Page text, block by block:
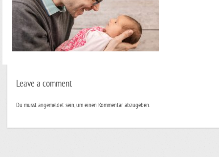
Leave a comment
Du musstangemeldetsein, um einen Kommentar abzugeben.